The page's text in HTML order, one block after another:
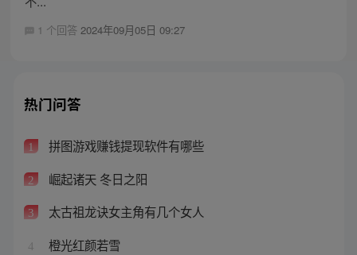
1 个回答 2024年09月05日 09:27
热门问答
1 拼图游戏赚钱提现软件有哪些
2 崛起诸天 冬日之阳
3 太古祖龙诀女主角有几个女人
4 橙光红颜若雪